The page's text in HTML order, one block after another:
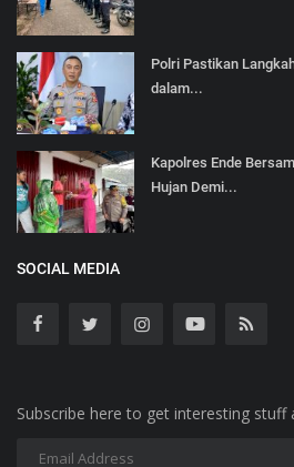
Polri Pastikan
dalam...
Kapolres Ende
Hujan Demi...
SOCIAL MEDIA
Subscribe here to get interesting stuff